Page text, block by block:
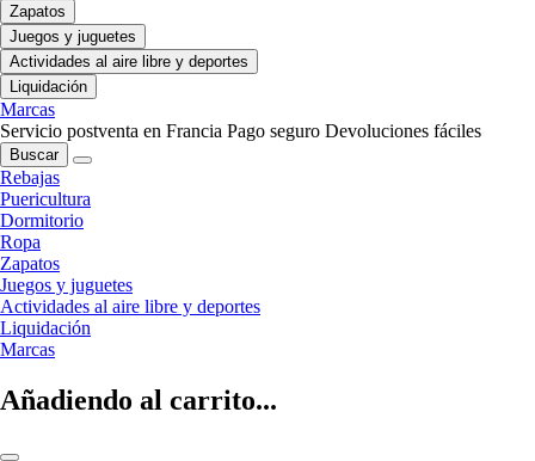
Zapatos
Juegos y juguetes
Actividades al aire libre y deportes
Liquidación
Marcas
Servicio postventa en Francia Pago seguro Devoluciones fáciles
Buscar
Rebajas
Puericultura
Dormitorio
Ropa
Zapatos
Juegos y juguetes
Actividades al aire libre y deportes
Liquidación
Marcas
Añadiendo al carrito...